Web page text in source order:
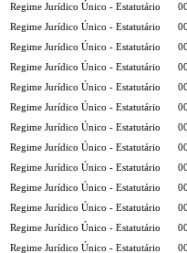
Regime Jurídico Único - Estatutário
Regime Jurídico Único - Estatutário
Regime Jurídico Único - Estatutário
Regime Jurídico Único - Estatutário
Regime Jurídico Único - Estatutário
Regime Jurídico Único - Estatutário
Regime Jurídico Único - Estatutário
Regime Jurídico Único - Estatutário
Regime Jurídico Único - Estatutário
Regime Jurídico Único - Estatutário
Regime Jurídico Único - Estatutário
Regime Jurídico Único - Estatutário
Regime Jurídico Único - Estatutário